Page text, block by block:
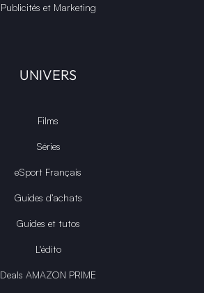
Publicités et Marketing
UNIVERS
Films
Séries
eSport Français
Guides d’achats
Guides et tutos
L'édito
Deals AMAZON PRIME